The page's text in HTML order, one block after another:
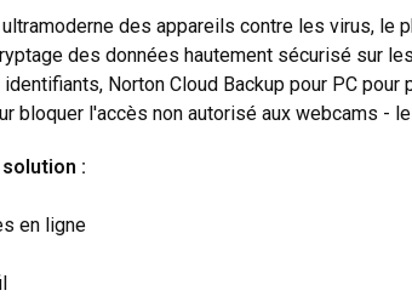
des appareils contre les virus, le
des données hautement sécurisé sur
Norton Cloud Backup pour PC pour
bloquer l'accès non autorisé aux webcams -
:
en ligne